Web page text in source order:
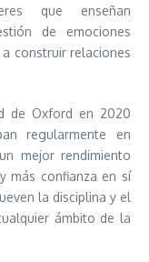
que enseñan
de emociones
construir relaciones
de Oxford en 2020
regularmente en
mejor rendimiento
más confianza en sí
la disciplina y el
ámbito de la